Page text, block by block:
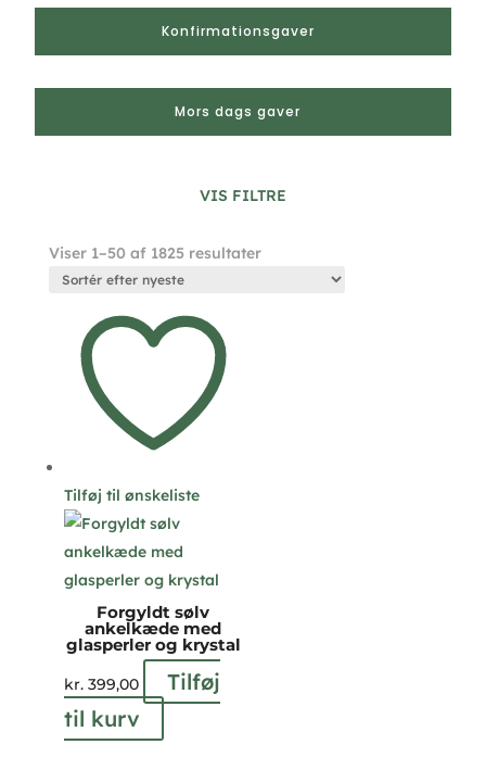
Konfirmationsgaver
Mors dags gaver
VIS FILTRE
Viser 1–50 af 1825 resultaterSorteret
Tilføj til ønskeliste
Forgyldt sølv
ankelkæde med
glasperler og krystal
kr.399,00
Tilføj
til kurv